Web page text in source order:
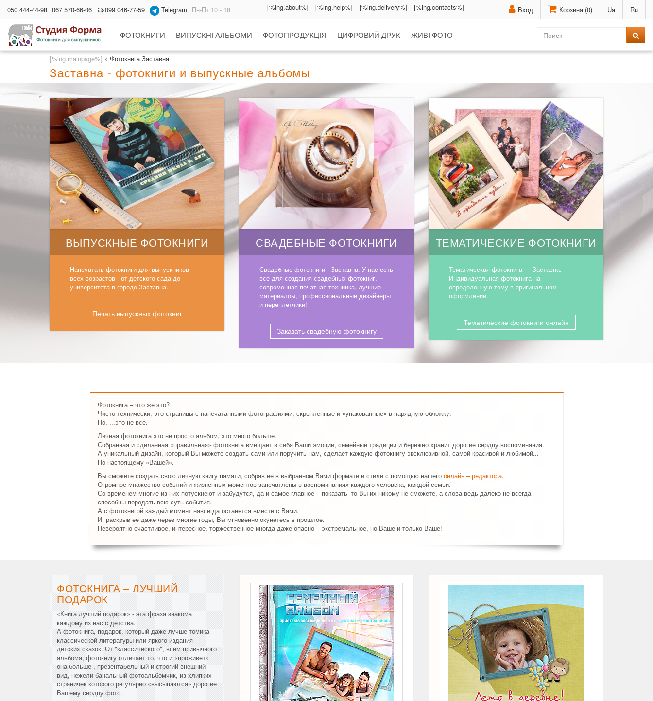
Вход Корзина (0) Ua Ru
050 444-44-98 067 570-66-06 099 046-77-59 Telegram Пн-Пт 10 - 18 [%lng.about%] [%lng.help%] [%lng.delivery%] [%lng.contacts%]
ФОТОКНИГИ ВИПУСКНІ АЛЬБОМИ ФОТОПРОДУКЦІЯ ЦИФРОВИЙ ДРУК ЖИВІ ФОТО
[%lng.mainpage%] » Фотокнига Заставна
Заставна - фотокниги и выпускные альбомы
ВЫПУСКНЫЕ ФОТОКНИГИ
Напечатать фотокниги для выпускников
всех возрастов - от детского сада до
университета в городе Заставна.
Печать выпускных фотокниг
СВАДЕБНЫЕ ФОТОКНИГИ
Свадебные фотокниги - Заставна. У нас есть
все для создания свадебных фотокниг,
современная печатная техниика, лучшие
материалоы, профессиональные дизайнеры
и переплетчики!
Заказать свадебную фотокнигу
ТЕМАТИЧЕСКИЕ ФОТОКНИГИ
Тематическая фотокнига — Заставна.
Индивидуальная фотокнига на
определенную тему в оригинальном
оформлении.
Тематические фотокниги онлайн
Фотокнига – что же это?
Чисто технически, это страницы с напечатанными фотографиями, скрепленные и «упакованные» в нарядную обложку.
Но, ...это не все.
Личная фотокнига это не просто альбом, это много больше.
Собранная и сделанная «правильная» фотокнига вмещает в себя Ваши эмоции, семейные традиции и бережно хранит дорогие сердцу воспоминания.
А уникальный дизайн, который Вы можете создать сами или поручить нам, сделает каждую фотокнигу эксклюзивной, самой красивой и любимой...
По-настоящему «Вашей».
Вы сможете создать свою личную книгу памяти, собрав ее в выбранном Вами формате и стиле с помощью нашего онлайн – редактора.
Огромное множество событий и жизненных моментов запечатлены в воспоминаниях каждого человека, каждой семьи.
Со временем многие из них потускнеют и забудутся, да и самое главное – показать–то Вы их никому не сможете, а слова ведь далеко не всегда
способны передать всю суть события.
А с фотокнигой каждый момент навсегда останется вместе с Вами.
И, раскрыв ее даже через многие годы, Вы мгновенно окунетесь в прошлое.
Невероятно счастливое, интересное, торжественное иногда даже опасно – экстремальное, но Ваше и только Ваше!
ФОТОКНИГА – ЛУЧШИЙ
ПОДАРОК
«Книга лучший подарок» - эта фраза знакома
каждому из нас с детства.
А фотокнига, подарок, который даже лучше томика
классической литературы или яркого издания
детских сказок. От "классического", всем привычного
альбома, фотокнигу отличает то, что и «проживет»
она больше , презентабельный и строгий внешний
вид, нежели банальный фотоальбомчик, из хлипких
страничек которого регулярно «высыпаются» дорогие
Вашему сердцу фото.